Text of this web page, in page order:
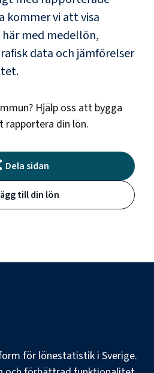
kommer vi att visa
med medellön,
data och jämförelser
? Hjälp oss att bygga
rapportera din lön.
Dela sidan
till din lön
för lönestatistik i Sverige.